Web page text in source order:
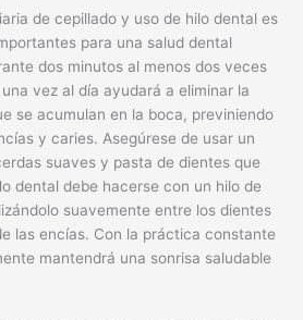
de cepillado y uso de hilo dental es
para una salud dental
dos minutos al menos dos veces
vez al día ayudará a eliminar la
se acumulan en la boca, previniendo
y caries. Asegúrese de usar un
suaves y pasta de dientes que
dental debe hacerse con un hilo de
suavemente entre los dientes
las encías. Con la práctica constante
mantendrá una sonrisa saludable